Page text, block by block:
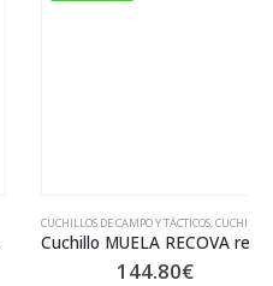
CUCHILLOS DE CAMPO Y TÁCTICOS,CUCHILLOS Y NAVAJAS
Cuchillo MUELA RECOVA remate cachas haya
144.80€